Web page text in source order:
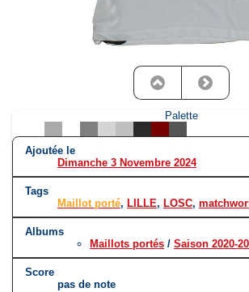
Palette
Ajoutée le
Dimanche 3 Novembre 2024
Tags
Maillot porté, LILLE, LOSC,
Albums
Maillots portés / Saison 2020-
Score
pas de note